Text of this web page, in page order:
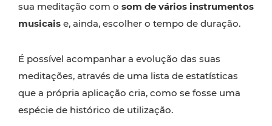
sua meditação com o som de vários instrumentos
musicais e, ainda, escolher o tempo de duração.
É possível acompanhar a evolução das suas
meditações, através de uma lista de estatísticas
que a própria aplicação cria, como se fosse uma
espécie de histórico de utilização.